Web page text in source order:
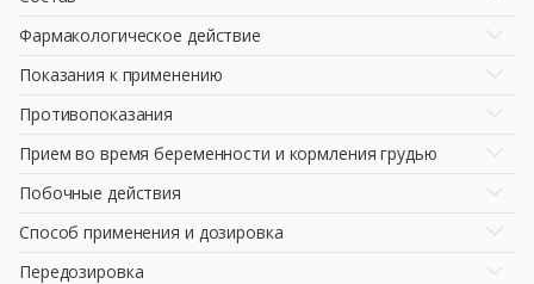
Фармакологическое действие
Показания к применению
Противопоказания
Прием во время беременности и кормления грудью
Побочные действия
Способ применения и дозировка
Передозировка